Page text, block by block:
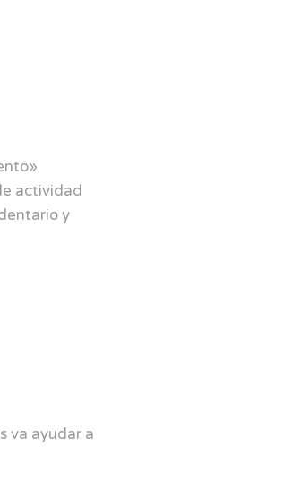
actividad
y
va ayudar a